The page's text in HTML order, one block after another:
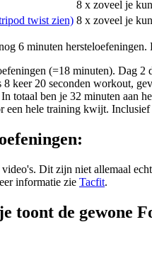
8 x zoveel je
twist zien) 8 x zoveel je
6 minuten
(=18 minuten). Dag
keer 20 seconden workout,
totaal ben je 32 minuten aan
een hele training kwijt.
Dit zijn niet allemaal
informatie zie Tacfit.
toont de gewone